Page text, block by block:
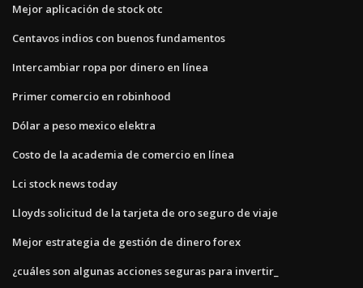
Mejor aplicación de stock otc
Centavos indios con buenos fundamentos
Intercambiar ropa por dinero en línea
Primer comercio en robinhood
Dólar a peso mexico elektra
Costo de la academia de comercio en línea
Lci stock news today
Lloyds solicitud de la tarjeta de oro seguro de viaje
Mejor estrategia de gestión de dinero forex
¿cuáles son algunas acciones seguras para invertir_